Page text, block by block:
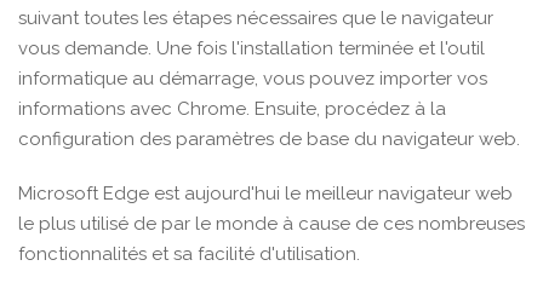
suivant toutes les étapes nécessaires que le navigateur
vous demande. Une fois l'installation terminée et l'outil
informatique au démarrage, vous pouvez importer vos
informations avec Chrome. Ensuite, procédez à la
configuration des paramètres de base du navigateur web.
Microsoft Edge est aujourd'hui le meilleur navigateur web
le plus utilisé de par le monde à cause de ces nombreuses
fonctionnalités et sa facilité d'utilisation.